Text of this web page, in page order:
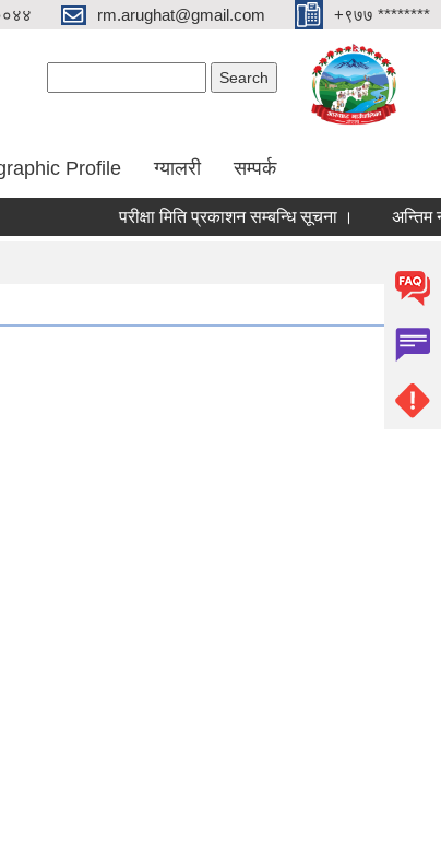
rm.arughat@gmail.com +९७७ ********
Profile ग्यालरी सम्पर्क
परीक्षा मिति प्रकाशन सम्बन्धि सूचना । अन्तिम